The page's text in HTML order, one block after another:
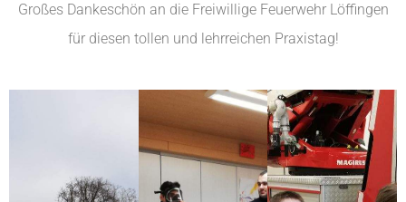
Großes Dankeschön an die Freiwillige Feuerwehr Löffingen
für diesen tollen und lehrreichen Praxistag!